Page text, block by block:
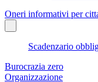
Oneri informativi per
Scadenzario
Burocrazia zero
Organizzazione